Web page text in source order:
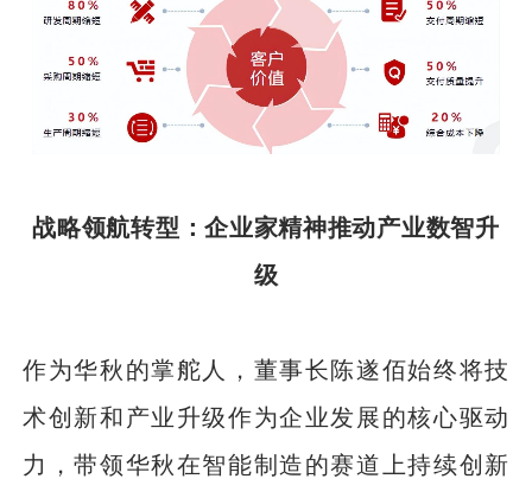
战略领航转型：企业家精神推动产业数智升
级
作为华秋的掌舵人，董事长陈遂佰始终将技
术创新和产业升级作为企业发展的核心驱动
力，带领华秋在智能制造的赛道上持续创新